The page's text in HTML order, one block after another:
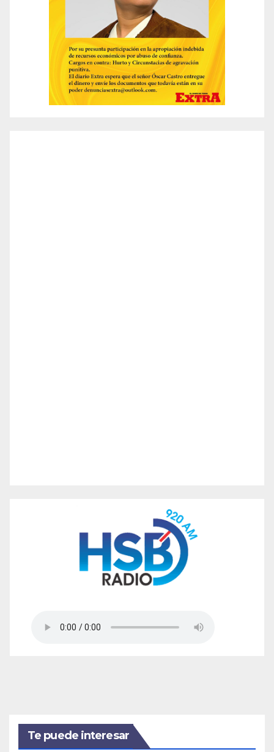
Te puede interesar